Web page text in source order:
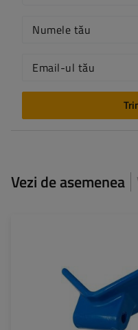
Numele tău
Email-ul tău
Vezi de asemenea